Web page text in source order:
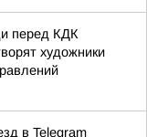
перед КДК
художники
в Telegram